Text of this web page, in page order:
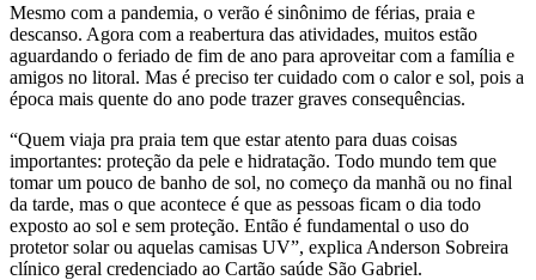
Mesmo com a pandemia, o verão é sinônimo de férias, praia e
descanso. Agora com a reabertura das atividades, muitos estão
aguardando o feriado de fim de ano para aproveitar com a família e
amigos no litoral. Mas é preciso ter cuidado com o calor e sol, pois a
época mais quente do ano pode trazer graves consequências.
“Quem viaja pra praia tem que estar atento para duas coisas
importantes: proteção da pele e hidratação. Todo mundo tem que
tomar um pouco de banho de sol, no começo da manhã ou no final
da tarde, mas o que acontece é que as pessoas ficam o dia todo
exposto ao sol e sem proteção. Então é fundamental o uso do
protetor solar ou aquelas camisas UV”, explica Anderson Sobreira
clínico geral credenciado ao Cartão saúde São Gabriel.